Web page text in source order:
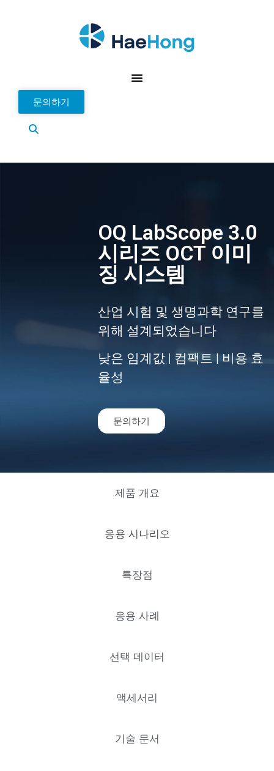
문의하기
OQ LabScope 3.0
시리즈 OCT 이미
징 시스템
산업 시험 및 생명과학 연구를
위해 설계되었습니다
낮은 임계값 | 컴팩트 | 비용 효
율성
문의하기
제품 개요
응용 시나리오
특장점
응용 사례
선택 데이터
액세서리
기술 문서